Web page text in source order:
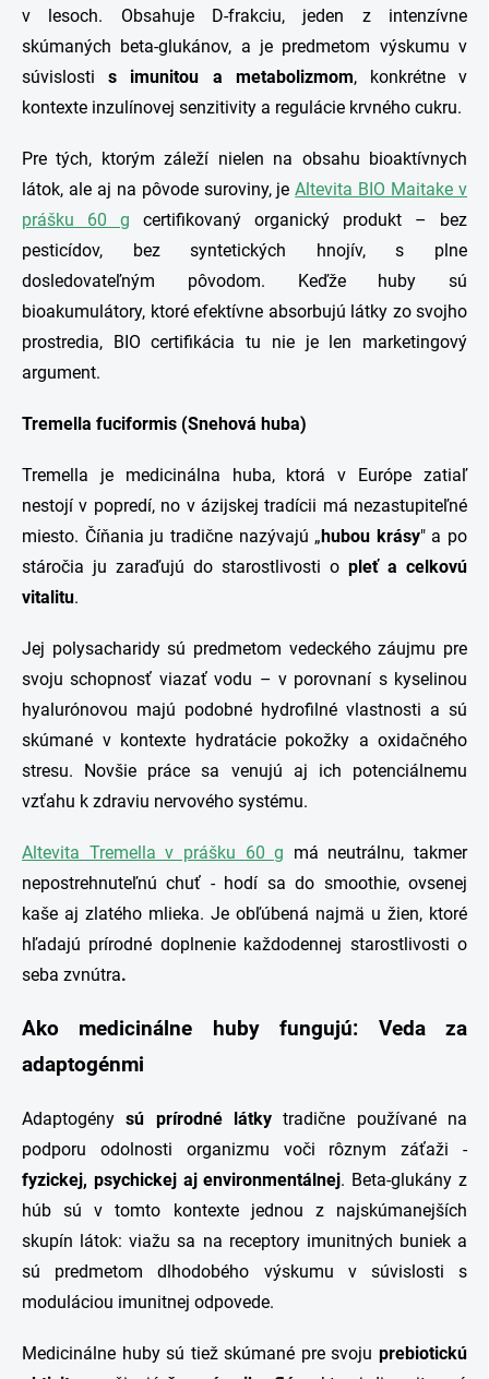
v lesoch. Obsahuje D-frakciu, jeden z intenzívne
skúmaných beta-glukánov, a je predmetom výskumu v
súvislostis imunitou a metabolizmom, konkrétne v
kontexte inzulínovej senzitivity a regulácie krvného cukru.
Pre tých, ktorým záleží nielen na obsahu bioaktívnych
látok, ale aj na pôvode suroviny, jeAltevita BIO Maitake v
prášku 60 g certifikovaný organický produkt – bez
pesticídov, bez syntetických hnojív, s plne
dosledovateľným pôvodom. Keďže huby sú
bioakumulátory, ktoré efektívne absorbujú látky zo svojho
prostredia, BIO certifikácia tu nie je len marketingový
argument.
Tremella fuciformis (Snehová huba)
Tremella je medicinálna huba, ktorá v Európe zatiaľ
nestojí v popredí, no v ázijskej tradícii má nezastupiteľné
miesto. Číňania ju tradične nazývajú „ hubou krásy" a po
stáročia ju zaraďujú do starostlivosti o pleť a celkovú
vitalitu.
Jej polysacharidy sú predmetom vedeckého záujmu pre
svoju schopnosť viazať vodu – v porovnaní s kyselinou
hyalurónovou majú podobné hydrofilné vlastnosti a sú
skúmané v kontexte hydratácie pokožky a oxidačného
stresu. Novšie práce sa venujú aj ich potenciálnemu
vzťahu k zdraviu nervového systému.
Altevita Tremella v prášku 60 g má neutrálnu, takmer
nepostrehnuteľnú chuť - hodí sa do smoothie, ovsenej
kaše aj zlatého mlieka. Je obľúbená najmä u žien, ktoré
hľadajú prírodné doplnenie každodennej starostlivosti o
seba zvnútra.
Ako medicinálne huby fungujú: Veda za
adaptogénmi
Adaptogénysú prírodné látky tradične používané na
podporu odolnosti organizmu voči rôznym záťaži -
fyzickej, psychickej aj environmentálnej. Beta-glukány z
húb sú v tomto kontexte jednou z najskúmanejších
skupín látok: viažu sa na receptory imunitných buniek a
sú predmetom dlhodobého výskumu v súvislosti s
moduláciou imunitnej odpovede.
Medicinálne huby sú tiež skúmané pre svoju prebiotickú